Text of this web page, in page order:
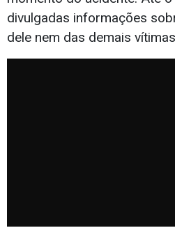
divulgadas informações
dele nem das demais